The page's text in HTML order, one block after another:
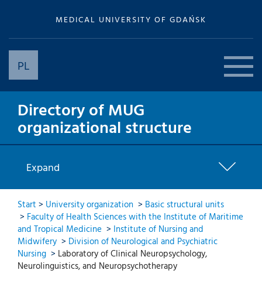
MEDICAL UNIVERSITY OF GDAŃSK
PL
Directory of MUG
organizational structure
Expand
Start > University organization > Basic structural units
> Faculty of Health Sciences with the Institute of Maritime
and Tropical Medicine > Institute of Nursing and
Midwifery > Division of Neurological and Psychiatric
Nursing > Laboratory of Clinical Neuropsychology,
Neurolinguistics, and Neuropsychotherapy